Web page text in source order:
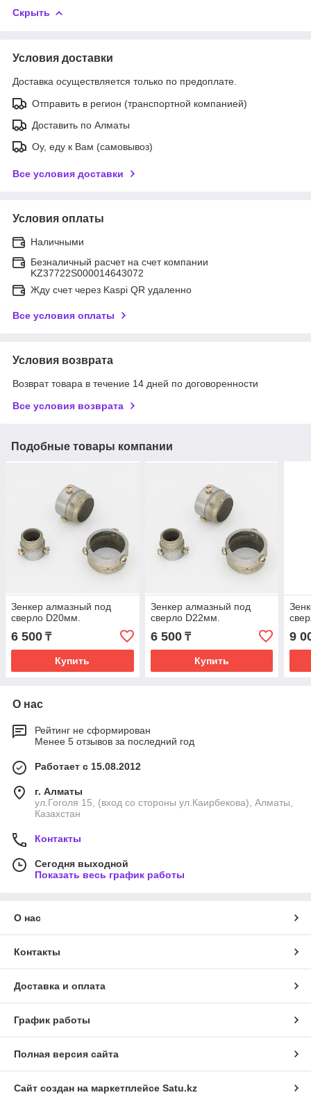
Скрыть
Условия доставки
Доставка осуществляется только по предоплате.
Отправить в регион (транспортной компанией)
Доставить по Алматы
Оу, еду к Вам (самовывоз)
Все условия доставки
Условия оплаты
Наличными
Безналичный расчет на счет компании
KZ37722S000014643072
Жду счет через Kaspi QR удаленно
Все условия оплаты
Условия возврата
Возврат товара в течение 14 дней по договоренности
Все условия возврата
Подобные товары компании
Зенкер алмазный под
сверло D20мм.
6 500 ₸
Купить
Зенкер алмазный под
сверло D22мм.
6 500₸
Купить
9
О нас
Рейтинг не сформирован
Менее 5 отзывов за последний год
Работает с 15.08.2012
г. Алматы
ул.Гоголя 15, (вход со стороны ул.Каирбекова), Алматы,
Казахстан
Контакты
Сегодня выходной
Показать весь график работы
О нас
Контакты
Доставка и оплата
График работы
Полная версия сайта
Сайт создан на маркетплейсе Satu.kz